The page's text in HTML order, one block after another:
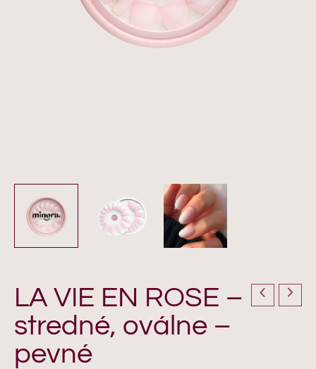
LA VIE EN ROSE –
stredné, oválne –
pevné